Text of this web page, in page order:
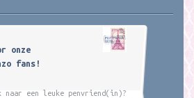
onze
fans!
naar een leuke penvriend(in)?